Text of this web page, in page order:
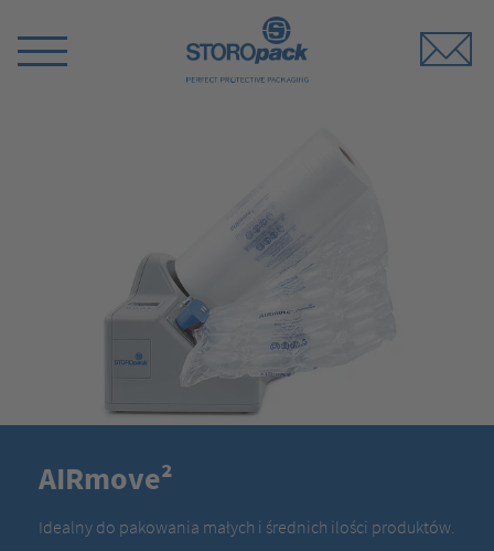
Switch
AIRmove²
Idealny do pakowania małych i średnich ilości produktów.